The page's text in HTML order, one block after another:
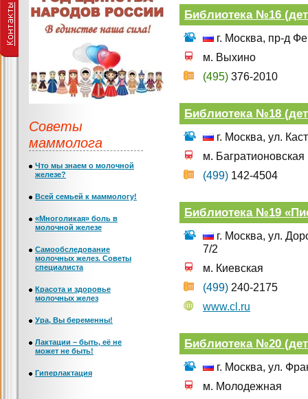
Библиотека №16
г. Москва, пр-д
м. Выхино
(495) 376-2010
Библиотека №18
г. Москва, ул.
м. Багратионовская
(499) 142-4504
Библиотека №19
г. Москва, ул.
7/2
м. Киевская
(499) 240-2175
www.cl.ru
Библиотека №20
г. Москва, ул.
м. Молодежная
Советы
маммолога
Что мы знаем о молочной
железе?
Всей семьей к маммологу!
«Многоликая» боль в
молочной железе
Самообследование
молочных желез. Советы
специалиста
Красота и здоровье
молочных желез
Ура, Вы беременны!
Лактации – быть, её не
может не быть!
Гиперлактация